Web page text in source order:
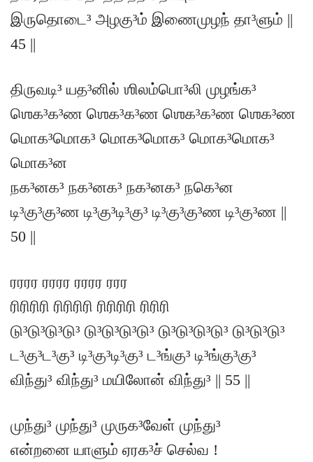
இருதொடை³ அழகு³ம் இணைமுழந் தா³ளும் ||
45 ||
திருவடி³ யத³னில் ஶிலம்பொ³லி முழங்க³
ஶெக³க³ண ஶெக³க³ண ஶெக³க³ண ஶெக³ண
மொக³மொக³ மொக³மொக³ மொக³மொக³
மொக³ன
நக³னக³ நக³னக³ நக³னக³ நகெ³ன
டி³கு³கு³ண டி³கு³டி³கு³ டி³கு³கு³ண டி³கு³ண ||
50 ||
ரரரர ரரரர ரரரர ரரர
ரிரிரிரி ரிரிரிரி ரிரிரிரி ரிரிரி
டு³டு³டு³டு³ டு³டு³டு³டு³ டு³டு³டு³டு³ டு³டு³டு³
ட³கு³ட³கு³ டி³கு³டி³கு³ ட³ங்கு³ டி³ங்கு³கு³
விந்து³ விந்து³ மயிலோன் விந்து³ || 55 ||
முந்து³ முந்து³ முருக³வேள் முந்து³
என்றனை யாளும் ஏரக³ச் செல்வ !